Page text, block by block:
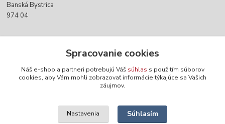
Banská Bystrica
974 04
+421 903 152 158
Spracovanie cookies
Náš e-shop a partneri potrebujú Váš súhlas s použitím súborov
cookies, aby Vám mohli zobrazovať informácie týkajúce sa Vašich
záujmov.
Nastavenia Súhlasím